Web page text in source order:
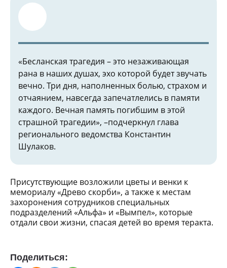
«Бесланская трагедия – это незаживающая
рана в наших душах, эхо которой будет звучать
вечно. Три дня, наполненных болью, страхом и
отчаянием, навсегда запечатлелись в памяти
каждого. Вечная память погибшим в этой
страшной трагедии», –подчеркнул глава
регионального ведомства Константин
Шулаков.
Присутствующие возложили цветы и венки к
мемориалу «Древо скорби», а также к местам
захоронения сотрудников специальных
подразделений «Альфа» и «Вымпел», которые
отдали свои жизни, спасая детей во время теракта.
Поделиться: